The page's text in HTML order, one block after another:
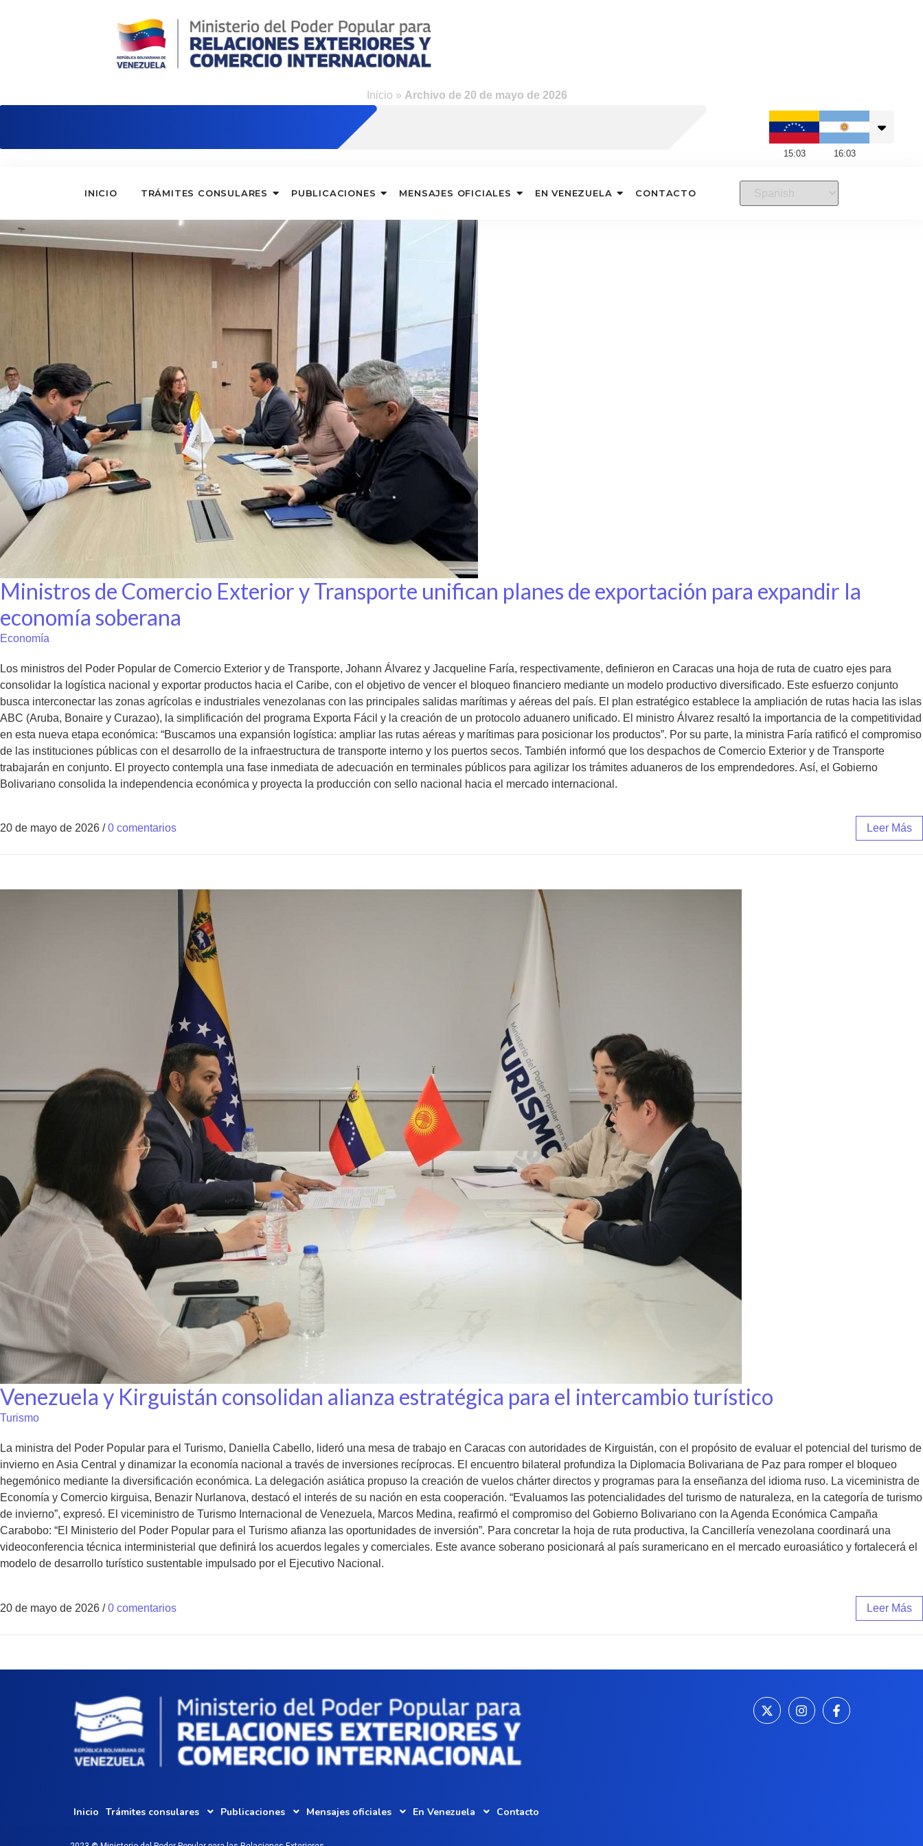
Inicio » Archivo de 20 de mayo de 2026
15:03 16:03
INICIO TRÁMITES CONSULARES PUBLICACIONES MENSAJES OFICIALES EN VENEZUELA CONTACTO
Ministros de Comercio Exterior y Transporte unifican planes de exportación para expandir la
economía soberana
Economía
Los ministros del Poder Popular de Comercio Exterior y de Transporte, Johann Álvarez y Jacqueline Faría, respectivamente, definieron en Caracas una hoja de ruta de cuatro ejes para
consolidar la logística nacional y exportar productos hacia el Caribe, con el objetivo de vencer el bloqueo financiero mediante un modelo productivo diversificado. Este esfuerzo conjunto
busca interconectar las zonas agrícolas e industriales venezolanas con las principales salidas marítimas y aéreas del país. El plan estratégico establece la ampliación de rutas hacia las islas
ABC (Aruba, Bonaire y Curazao), la simplificación del programa Exporta Fácil y la creación de un protocolo aduanero unificado. El ministro Álvarez resaltó la importancia de la competitividad
en esta nueva etapa económica: “Buscamos una expansión logística: ampliar las rutas aéreas y marítimas para posicionar los productos”. Por su parte, la ministra Faría ratificó el compromiso
de las instituciones públicas con el desarrollo de la infraestructura de transporte interno y los puertos secos. También informó que los despachos de Comercio Exterior y de Transporte
trabajarán en conjunto. El proyecto contempla una fase inmediata de adecuación en terminales públicos para agilizar los trámites aduaneros de los emprendedores. Así, el Gobierno
Bolivariano consolida la independencia económica y proyecta la producción con sello nacional hacia el mercado internacional.
20 de mayo de 2026 / 0 comentarios Leer Más
Venezuela y Kirguistán consolidan alianza estratégica para el intercambio turístico
Turismo
La ministra del Poder Popular para el Turismo, Daniella Cabello, lideró una mesa de trabajo en Caracas con autoridades de Kirguistán, con el propósito de evaluar el potencial del turismo de
invierno en Asia Central y dinamizar la economía nacional a través de inversiones recíprocas. El encuentro bilateral profundiza la Diplomacia Bolivariana de Paz para romper el bloqueo
hegemónico mediante la diversificación económica. La delegación asiática propuso la creación de vuelos chárter directos y programas para la enseñanza del idioma ruso. La viceministra de
Economía y Comercio kirguisa, Benazir Nurlanova, destacó el interés de su nación en esta cooperación. “Evaluamos las potencialidades del turismo de naturaleza, en la categoría de turismo
de invierno”, expresó. El viceministro de Turismo Internacional de Venezuela, Marcos Medina, reafirmó el compromiso del Gobierno Bolivariano con la Agenda Económica Campaña
Carabobo: “El Ministerio del Poder Popular para el Turismo afianza las oportunidades de inversión”. Para concretar la hoja de ruta productiva, la Cancillería venezolana coordinará una
videoconferencia técnica interministerial que definirá los acuerdos legales y comerciales. Este avance soberano posicionará al país suramericano en el mercado euroasiático y fortalecerá el
modelo de desarrollo turístico sustentable impulsado por el Ejecutivo Nacional.
20 de mayo de 2026 / 0 comentarios Leer Más
Inicio Trámites consulares Publicaciones Mensajes oficiales En Venezuela Contacto